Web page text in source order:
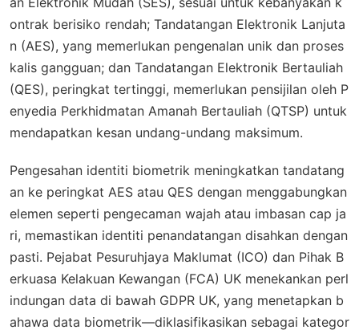
ontrak berisiko rendah; Tandatangan Elektronik Lanjuta
n (AES), yang memerlukan pengenalan unik dan proses
kalis gangguan; dan Tandatangan Elektronik Bertauliah
(QES), peringkat tertinggi, memerlukan pensijilan oleh P
enyedia Perkhidmatan Amanah Bertauliah (QTSP) untuk
mendapatkan kesan undang-undang maksimum.
Pengesahan identiti biometrik meningkatkan tandatang
an ke peringkat AES atau QES dengan menggabungkan
elemen seperti pengecaman wajah atau imbasan cap ja
ri, memastikan identiti penandatangan disahkan dengan
pasti. Pejabat Pesuruhjaya Maklumat (ICO) dan Pihak B
erkuasa Kelakuan Kewangan (FCA) UK menekankan perl
indungan data di bawah GDPR UK, yang menetapkan b
ahawa data biometrik—diklasifikasikan sebagai kategor